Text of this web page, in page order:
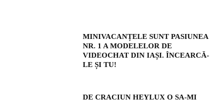
MINIVACANȚELE SUNT PASIUNEA
NR. 1 A MODELELOR DE
VIDEOCHAT DIN IAȘI. ÎNCEARCĂ-
LE ȘI TU!
DE CRACIUN HEYLUX O SA-MI